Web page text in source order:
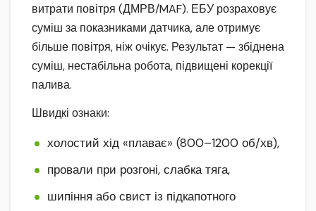
витрати повітря (ДМРВ/MAF). ЕБУ розраховує
суміш за показниками датчика, але отримує
більше повітря, ніж очікує. Результат — збіднена
суміш, нестабільна робота, підвищені корекції
палива.
Швидкі ознаки:
холостий хід «плаває» (800–1200 об/хв),
провали при розгоні, слабка тяга,
шипіння або свист із підкапотного